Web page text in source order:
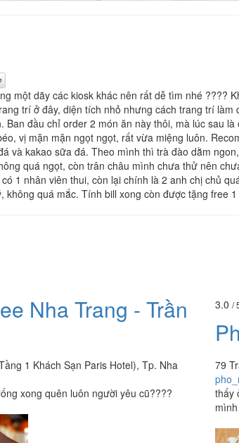
một dãy các kiosk khác nên rất dễ tìm nhé ????
trí ở đây, diện tích nhỏ nhưng cách trang trí
Ban đầu chỉ order 2 món ăn này thôi, mà lúc sau
vị mặn mặn ngọt ngọt, rất vừa miệng luôn.
và kakao sữa đá. Theo mình thì trà đào dằm
quá ngọt, còn trân châu mình chưa thử nên
1 nhân viên thui, còn lại chính là 2 anh chị chủ
không quá mắc. Tính bill xong còn được tặng free
Nha Trang - Trần
1 Khách Sạn Paris Hotel), Tp. Nha
xong quên luôn người yêu cũ????
3.0 /
79
thấy